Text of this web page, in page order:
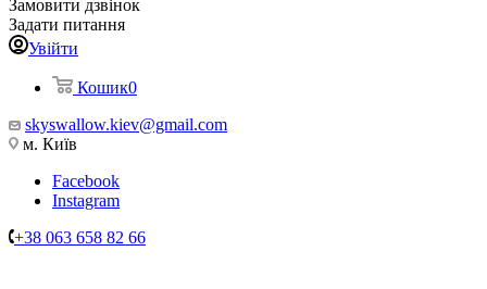
Замовити дзвінок
Задати питання
Увійти
Кошик0
skyswallow.kiev@gmail.com
м. Київ
Facebook
Instagram
+38 063 658 82 66